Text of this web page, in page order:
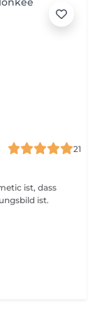
21
ist.